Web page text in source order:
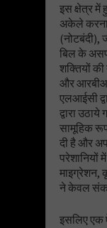
इस क्षेत्र में
अकेले करना
(नोटबंदी),
बिल के
शक्तियों
और
एलआईसी
द्वारा
सामूहिक
दी है और
परेशानियों
माइग्रेशन,
ने केवल
इसलिए एक